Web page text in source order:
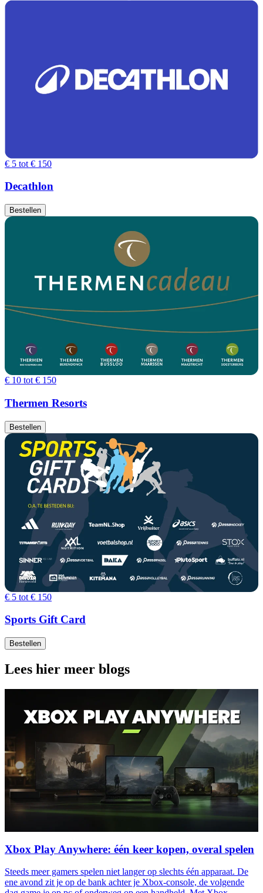
€ 5 tot € 150
Decathlon
Bestellen
€ 10 tot € 150
Thermen Resorts
Bestellen
€ 5 tot € 150
Sports Gift Card
Bestellen
Lees hier meer blogs
Xbox Play Anywhere: één keer kopen, overal spelen
Steeds meer gamers spelen niet langer op slechts één apparaat. De
ene avond zit je op de bank achter je Xbox-console, de volgende